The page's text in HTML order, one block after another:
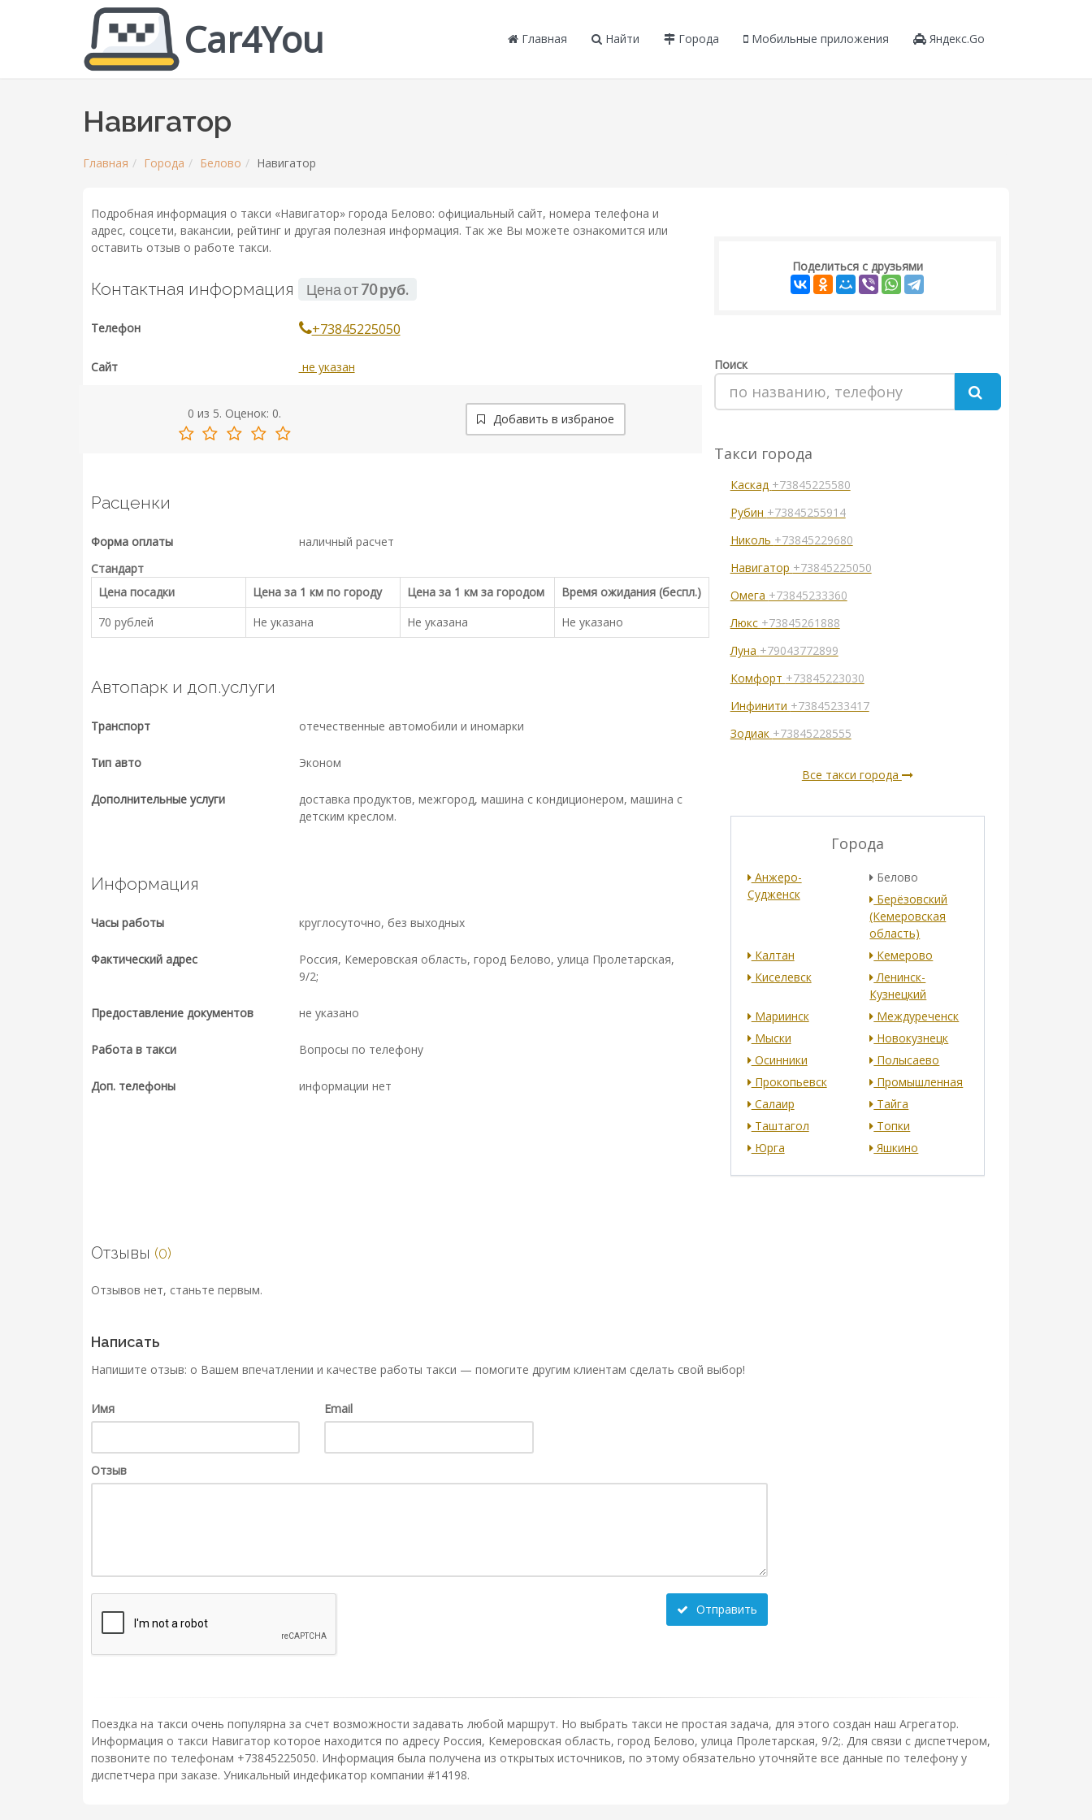
Car4You Главная Найти Города Мобильные приложения Яндекс.Go
Навигатор
Главная Города Белово Навигатор
Подробная информация о такси «Навигатор» города Белово: официальный сайт, номера телефона и
адрес, соцсети, вакансии, рейтинг и другая полезная информация. Так же Вы можете ознакомится или
оставить отзыв о работе такси.
Контактная информация Цена от70 руб.
Телефон +73845225050
Сайт не указан
0 из 5. Оценок: 0. Добавить в избраное
Расценки
Форма оплаты
наличный расчет
Стандарт
Цена посадки
Цена за 1 км по городу Цена за 1 км за городом
Время ожидания (беспл.)
70 рублей
Не указана Не указана Не указано
Автопарк и доп.услуги
Транспорт отечественные автомобили и иномарки
Тип авто Эконом
Дополнительные услуги
доставка продуктов, межгород, машина с кондиционером, машина с
детским креслом.
Информация
Часы работы круглосуточно, без выходных
Фактический адрес
Россия, Кемеровская область, город Белово, улица Пролетарская,
9/2;
Предоставление документов не указано
Работа в такси Вопросы по телефону
Доп. телефоны информации нет
Поделиться с друзьями
Поиск
Такси города
Каскад +73845225580
Рубин +73845255914
Николь +73845229680
Навигатор +73845225050
Омега +73845233360
Люкс +73845261888
Луна +79043772899
Комфорт +73845223030
Инфинити +73845233417
Зодиак +73845228555
Все такси города
Города
Анжеро-
Судженск
Белово
Берёзовский
(Кемеровская
область)
Калтан
Кемерово
Киселевск
Ленинск-
Кузнецкий
Мариинск
Междуреченск
Мыски
Новокузнецк
Осинники
Полысаево
Прокопьевск
Промышленная
Салаир
Тайга
Таштагол
Топки
Юрга
Яшкино
Отзывы (0)
Отзывов нет, станьте первым.
Написать
Напишите отзыв: о Вашем впечатлении и качестве работы такси — помогите другим клиентам сделать свой выбор!
Имя Email
Отзыв
Отправить
Поездка на такси очень популярна за счет возможности задавать любой маршрут. Но выбрать такси не простая задача, для этого создан наш Агрегатор.
Информация о такси Навигатор которое находится по адресу Россия, Кемеровская область, город Белово, улица Пролетарская, 9/2;. Для связи с диспетчером,
позвоните по телефонам +73845225050. Информация была получена из открытых источников, по этому обязательно уточняйте все данные по телефону у
диспетчера при заказе. Уникальный индефикатор компании #14198.